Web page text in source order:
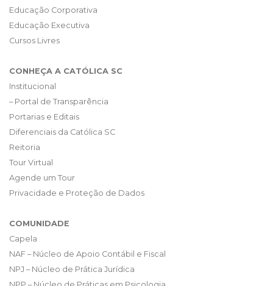
Educação Corporativa
Educação Executiva
Cursos Livres
CONHEÇA A CATÓLICA SC
Institucional
– Portal de Transparência
Portarias e Editais
Diferenciais da Católica SC
Reitoria
Tour Virtual
Agende um Tour
Privacidade e Proteção de Dados
COMUNIDADE
Capela
NAF – Núcleo de Apoio Contábil e Fiscal
NPJ – Núcleo de Prática Jurídica